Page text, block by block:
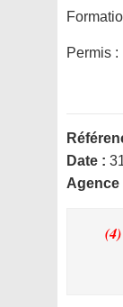
Permis :
Date :
Agence